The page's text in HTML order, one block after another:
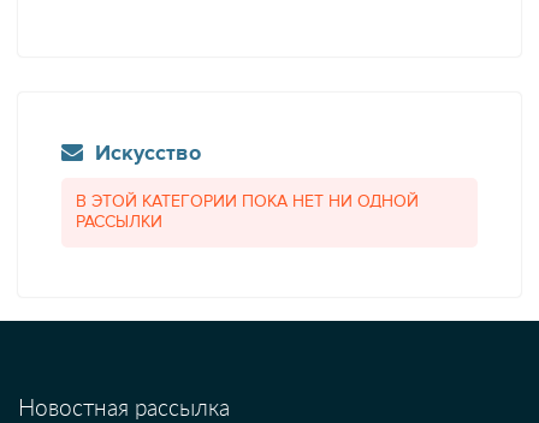
Искусство
В ЭТОЙ КАТЕГОРИИ ПОКА НЕТ НИ ОДНОЙ
РАССЫЛКИ
Новостная рассылка